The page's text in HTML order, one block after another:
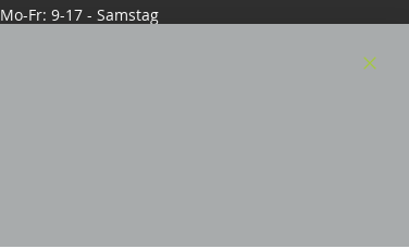
Mo-Fr: 9-17 - Samstag